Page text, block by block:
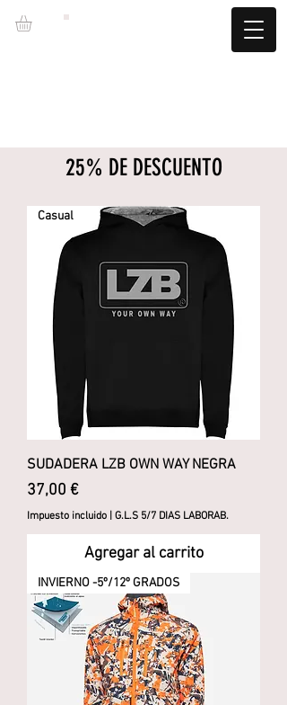
25% DE DESCUENTO
Casual
SUDADERA LZB OWN WAY NEGRA
Precio
37,00 €
Impuesto incluido G.L.S 5/7 DIAS LABORAB.
Agregar al carrito
INVIERNO -5º/12º GRADOS